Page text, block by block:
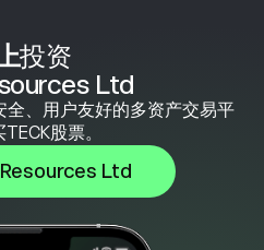
投资
Ltd
、用户友好的多资产交易平
股票。
Ltd